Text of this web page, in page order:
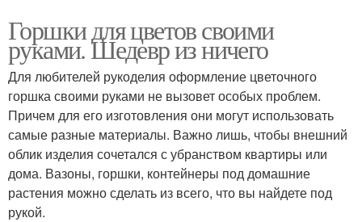
Горшки для цветов своими
руками. Шедевр из ничего
Для любителей рукоделия оформление цветочного
горшка своими руками не вызовет особых проблем.
Причем для его изготовления они могут использовать
самые разные материалы. Важно лишь, чтобы внешний
облик изделия сочетался с убранством квартиры или
дома. Вазоны, горшки, контейнеры под домашние
растения можно сделать из всего, что вы найдете под
рукой.